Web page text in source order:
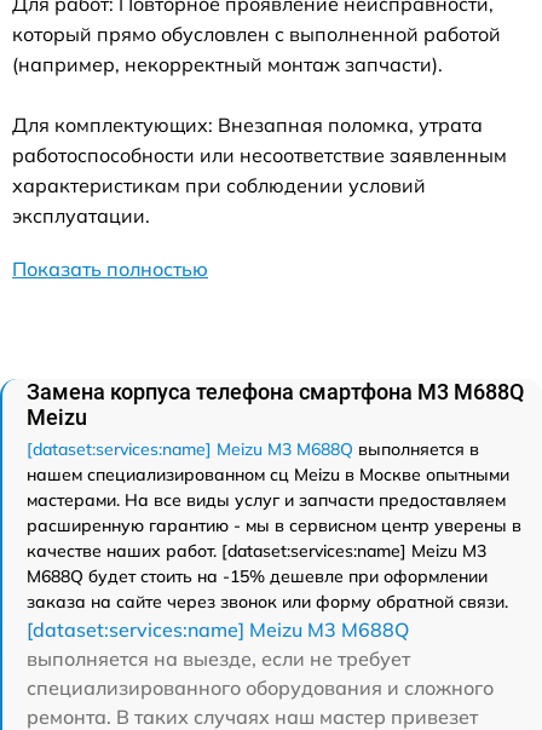
который прямо обусловлен с выполненной работой
(например, некорректный монтаж запчасти).
Для комплектующих: Внезапная поломка, утрата
работоспособности или несоответствие заявленным
характеристикам при соблюдении условий
эксплуатации.
Показать полностью
Замена корпуса телефона смартфона M3 M688Q
Meizu
[dataset:services:name] Meizu M3 M688Q выполняется в
нашем специализированном сц Meizu в Москве опытными
мастерами. На все виды услуг и запчасти предоставляем
расширенную гарантию - мы в сервисном центр уверены в
качестве наших работ. [dataset:services:name] Meizu M3
M688Q будет стоить на -15% дешевле при оформлении
заказа на сайте через звонок или форму обратной связи.
[dataset:services:name] Meizu M3 M688Q
выполняется на выезде, если не требует
специализированного оборудования и сложного
ремонта. В таких случаях наш мастер привезет